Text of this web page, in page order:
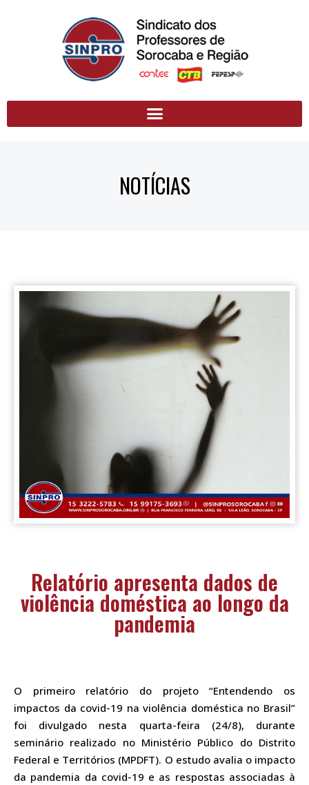
NOTÍCIAS
Relatório apresenta dados de
violência doméstica ao longo da
pandemia
O primeiro relatório do projeto “Entendendo os
impactos da covid-19 na violência doméstica no Brasil”
foi divulgado nesta quarta-feira (24/8), durante
seminário realizado no Ministério Público do Distrito
Federal e Territórios (MPDFT). O estudo avalia o impacto
da pandemia da covid-19 e as respostas associadas à